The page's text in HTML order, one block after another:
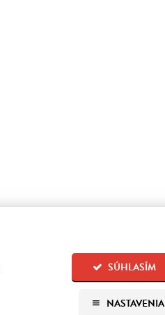
SÚHLASÍM
NASTAVENIA